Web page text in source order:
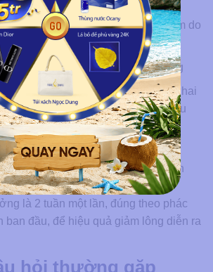
nắng đều đặn để ngăn thâm sạm do
chà xát mạnh khi lông bắt đầu rụng
waxing tại nhà giữa các buổi, vì hai
gốc lông, khiến máy mất mục tiêu
buổi triệt, da có thể ngứa nhẹ khi
ứng bình thường trong quá trình
không phải dấu hiệu bất thường.
là 2 tuần một lần, đúng theo phác
ban đầu, để hiệu quả giảm lông diễn ra
hỏi thường gặp